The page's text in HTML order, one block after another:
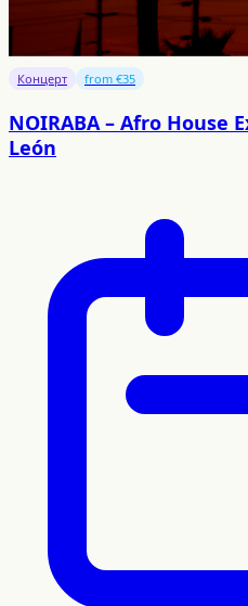
Концерт from €35
NOIRABA – Afro House
León